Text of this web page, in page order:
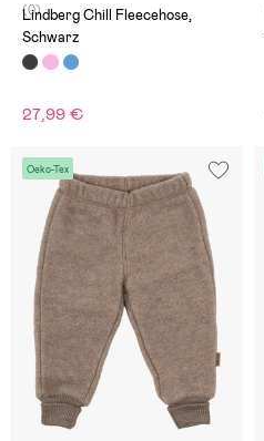
(0)
Lindberg Chill Fleecehose,
Schwarz
27,99 €
Oeko-Tex